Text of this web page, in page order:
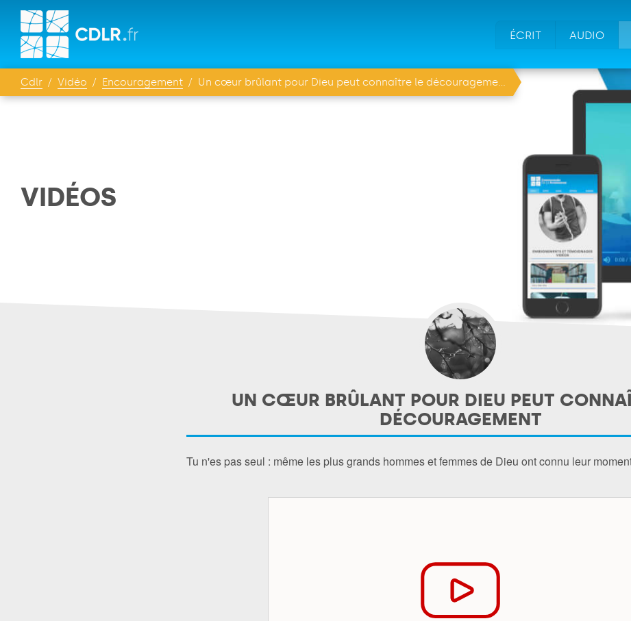
ÉCRIT AUDIO
Cdlr Vidéo Encouragement Un cœur brûlant pour Dieu peut connaître le découragement
VIDÉOS
UN CŒUR BRÛLANT POUR DIEU PEUT
DÉCOURAGEMENT
Tu n'es pas seul : même les plus grands hommes et femmes de Dieu ont connu leur